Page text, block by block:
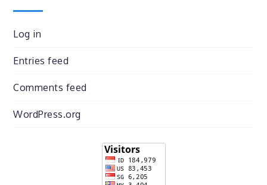
Log in
Entries feed
Comments feed
WordPress.org